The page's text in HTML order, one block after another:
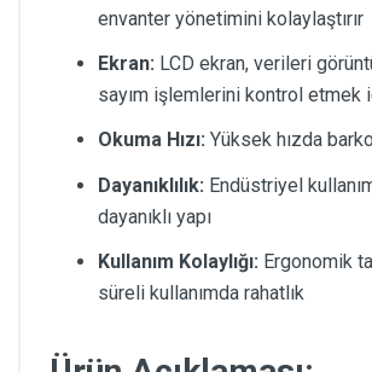
envanter yönetimini kolaylaştırır
Ekran: LCD ekran, verileri
sayım işlemlerini kontrol etmek
Okuma Hızı: Yüksek hızda
Dayanıklılık: Endüstriyel
dayanıklı yapı
Kullanım Kolaylığı: Ergonomik
süreli kullanımda rahatlık